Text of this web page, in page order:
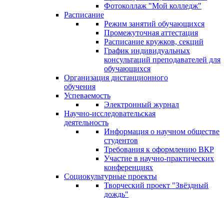
Фотоколлаж "Мой колледж"
Расписание
Режим занятий обучающихся
Промежуточная аттестация
Расписание кружков, секций
График индивидуальных
консультаций преподавателей для
обучающихся
Организация дистанционного
обучения
Успеваемость
Электронный журнал
Научно-исследовательская
деятельность
Информация о научном обществе
студентов
Требования к оформлению ВКР
Участие в научно-практических
конференциях
Социокультурные проекты
Творческий проект "Звёздный
дождь"